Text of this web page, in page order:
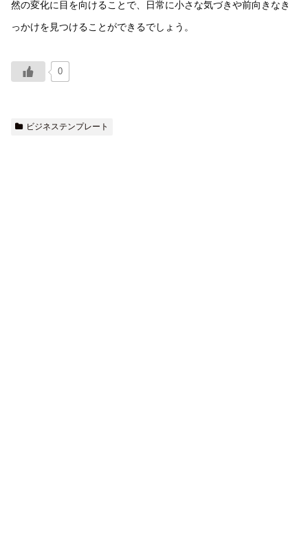
然の変化に目を向けることで、日常に小さな気づきや前向きなき
っかけを見つけることができるでしょう。
0
ビジネステンプレート